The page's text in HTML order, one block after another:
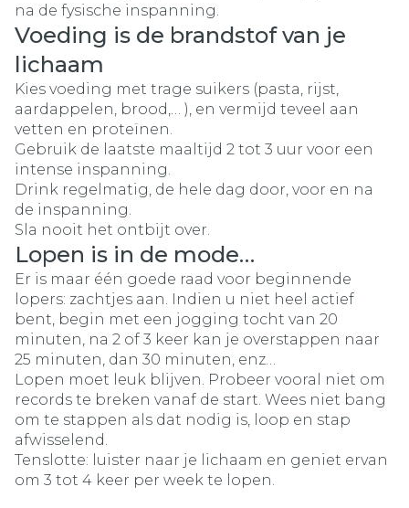
na de fysische inspanning.
Voeding is de brandstof van je
lichaam
Kies voeding met trage suikers (pasta, rijst,
aardappelen, brood,… ), en vermijd teveel aan
vetten en proteïnen.
Gebruik de laatste maaltijd 2 tot 3 uur voor een
intense inspanning.
Drink regelmatig, de hele dag door, voor en na
de inspanning.
Sla nooit het ontbijt over.
Lopen is in de mode…
Er is maar één goede raad voor beginnende
lopers: zachtjes aan. Indien u niet heel actief
bent, begin met een jogging tocht van 20
minuten, na 2 of 3 keer kan je overstappen naar
25 minuten, dan 30 minuten, enz…
Lopen moet leuk blijven. Probeer vooral niet om
records te breken vanaf de start. Wees niet bang
om te stappen als dat nodig is, loop en stap
afwisselend.
Tenslotte: luister naar je lichaam en geniet ervan
om 3 tot 4 keer per week te lopen.